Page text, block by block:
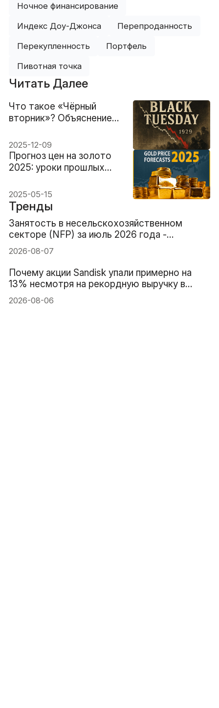
Ночное финансирование
Индекс Доу-Джонса Перепроданность
Перекупленность Портфель
Пивотная точка
Читать Далее
Что такое «Чёрный
вторник»? Объяснение
года
2025-12-09
Прогноз цен на золото
2025: уроки прошлых
2025-05-15
Тренды
Занятость в несельскохозяйственном
секторе (NFP) за июль 2026 года -
Предыдущее значение: 57 тыс. Прогноз: 83
тыс.
2026-08-07
Почему акции Sandisk упали примерно на
13% несмотря на рекордную выручку в
$8.97B
2026-08-06